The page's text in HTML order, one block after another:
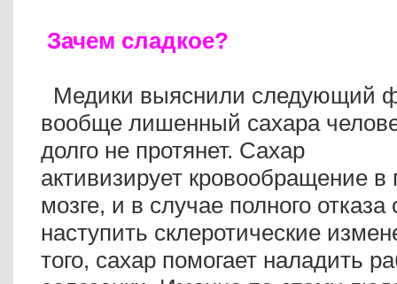
Зачем сладкое?
Mедики выяснили следующий
вообще лишенный сахара
долго не протянет. Сахар
активизирует кровообращение
мозге, и в случае полного отказа
наступить склеротические
того, сахар помогает наладить